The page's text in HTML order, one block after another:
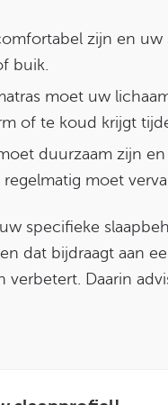
zijn en uw
buik.
moet uw
of te koud krijgt
duurzaam zijn
moet
specifieke
dat bijdraagt aan
Daarin